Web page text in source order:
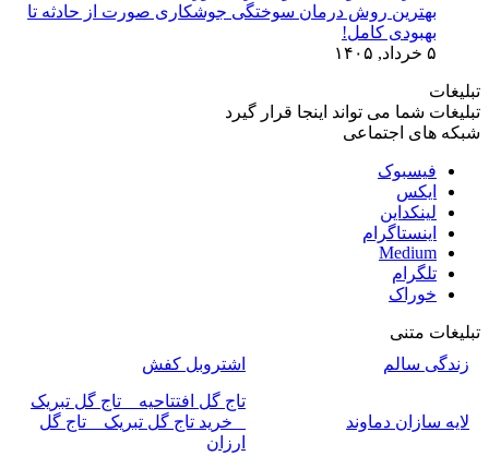
بهترین روش درمان سوختگی جوشکاری صورت از حادثه تا
بهبودی کامل!
۵ خرداد, ۱۴۰۵
تبلیغات
تبلیغات شما می تواند اینجا قرار گیرد
شبکه های اجتماعی
فیسبوک
ایکس
لینکداین
اینستاگرام
Medium
تلگرام
خوراک
تبلیغات متنی
زندگی سالم
اشتروبل کفش
لایه سازان دماوند
تاج گل افتتاحیه _ تاج گل تبریک
_ خرید تاج گل تبریک _ تاج گل
ارزان